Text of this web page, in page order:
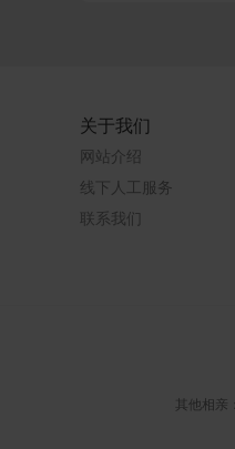
关于我们
网站介绍
线下人工服务
联系我们
其他相亲：